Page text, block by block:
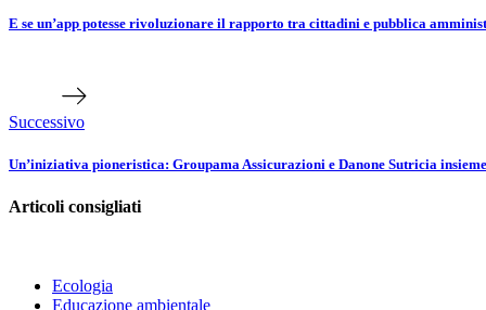
E se un’app potesse rivoluzionare il rapporto tra cittadini e pubblica
Successivo
Un’iniziativa pioneristica: Groupama Assicurazioni e Danone Sutricia
Articoli consigliati
Ecologia
Educazione ambientale